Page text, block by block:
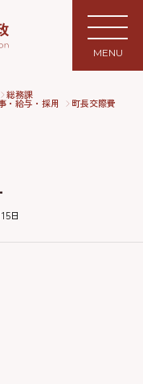
MENU
総務課
・給与・採用 町長交際費
日